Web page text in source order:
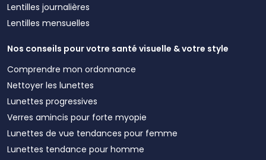
Lentilles journalières
Lentilles mensuelles
Nos conseils pour votre santé visuelle & votre style
Comprendre mon ordonnance
Nettoyer les lunettes
Lunettes progressives
Verres amincis pour forte myopie
Lunettes de vue tendances pour femme
Lunettes tendance pour homme